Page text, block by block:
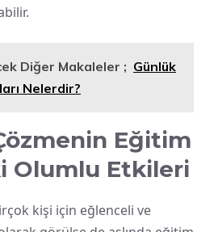
Diğer Makaleler ; Günlük
Nelerdir?
Eğitim
Olumlu Etkileri
kişi için eğlenceli ve